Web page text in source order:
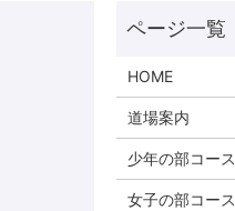
HOME
道場案内
少年の部コース
女子の部コース